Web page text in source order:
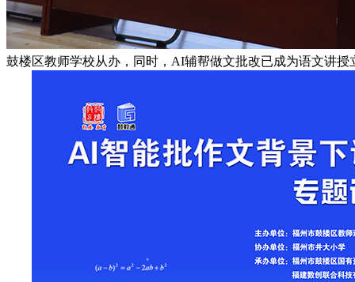
鼓楼区教师学校从办，同时，AI辅帮做文批改已成为语文讲